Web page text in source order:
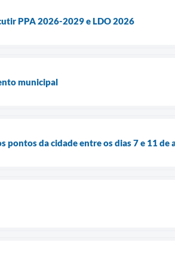
PPA 2026-2029 e LDO 2026
municipal
pontos da cidade entre os dias 7 e 11 de